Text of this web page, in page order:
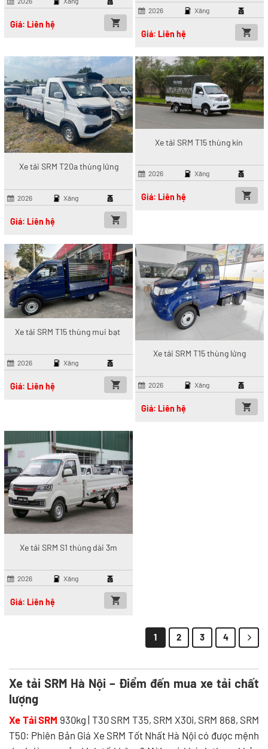
Giá: Liên hệ
2026 Xăng
Giá: Liên hệ
Xe tải SRM T20a thùng lửng
2026 Xăng
Giá: Liên hệ
Xe tải SRM T15 thùng kín
2026 Xăng
Giá: Liên hệ
Xe tải SRM T15 thùng mui bạt
2026 Xăng
Giá: Liên hệ
Xe tải SRM T15 thùng lửng
2026 Xăng
Giá: Liên hệ
Xe tải SRM S1 thùng dài 3m
2026 Xăng
Giá: Liên hệ
1 2 3 4
Xe tải SRM Hà Nội – Điểm đến mua xe tải chất
lượng
Xe Tải SRM 930kg | T30 SRM T35, SRM X30i, SRM 868, SRM
T50: Phiên Bản Giá Xe SRM Tốt Nhất Hà Nội có được mệnh